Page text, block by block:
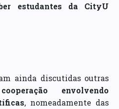
estudantes da CityU
ainda discutidas outras
cooperação envolvendo
, nomeadamente das